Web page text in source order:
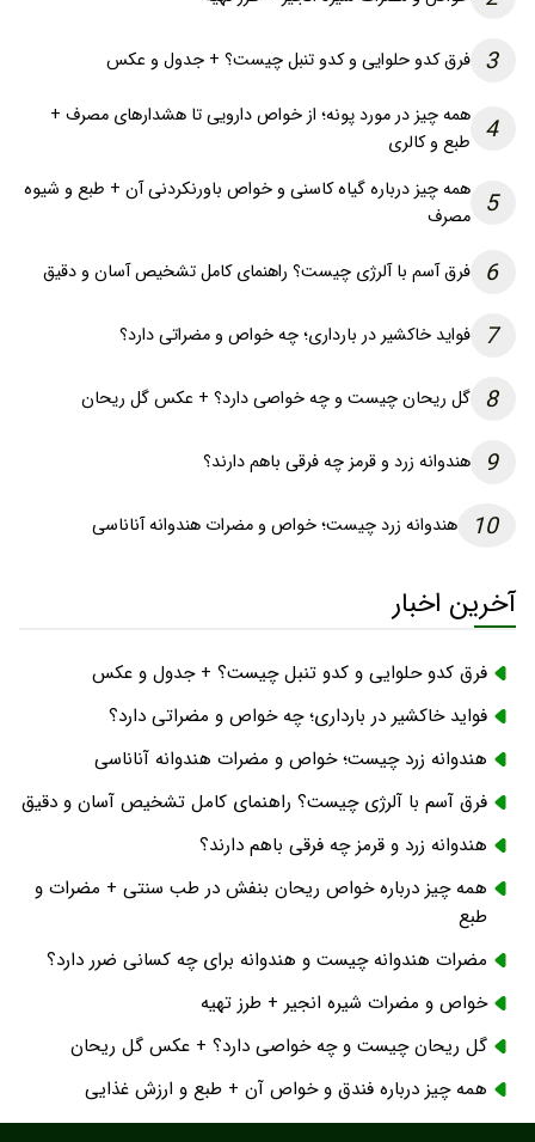
2 خواص و مضرات شیره انجیر + طرز تهیه
3 فرق کدو حلوایی و کدو تنبل چیست؟ + جدول و عکس
4
همه چیز در مورد پونه؛ از خواص دارویی تا هشدارهای مصرف +
طبع و کالری
5
همه چیز درباره گیاه کاسنی و خواص باورنکردنی آن + طبع و شیوه
مصرف
6 فرق آسم با آلرژی چیست؟ راهنمای کامل تشخیص آسان و دقیق
7 فواید خاکشیر در بارداری؛ چه خواص و مضراتی دارد؟
8 گل ریحان چیست و چه خواصی دارد؟ + عکس گل ریحان
9 هندوانه زرد و قرمز چه فرقی باهم دارند؟
10 هندوانه زرد چیست؛ خواص و مضرات هندوانه آناناسی
آخرین اخبار
فرق کدو حلوایی و کدو تنبل چیست؟ + جدول و عکس
فواید خاکشیر در بارداری؛ چه خواص و مضراتی دارد؟
هندوانه زرد چیست؛ خواص و مضرات هندوانه آناناسی
فرق آسم با آلرژی چیست؟ راهنمای کامل تشخیص آسان و دقیق
هندوانه زرد و قرمز چه فرقی باهم دارند؟
همه چیز درباره خواص ریحان بنفش در طب سنتی + مضرات و
طبع
مضرات هندوانه چیست و هندوانه برای چه کسانی ضرر دارد؟
خواص و مضرات شیره انجیر + طرز تهیه
گل ریحان چیست و چه خواصی دارد؟ + عکس گل ریحان
همه چیز درباره فندق و خواص آن + طبع و ارزش غذایی